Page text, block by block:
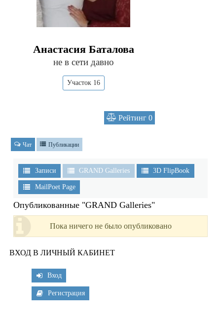
Анастасия Баталова
не в сети давно
Участок 16
Рейтинг 0
Чат Публикации
Записи GRAND Galleries 3D FlipBook
MailPoet Page
Опубликованные "GRAND Galleries"
Пока ничего не было опубликовано
ВХОД В ЛИЧНЫЙ КАБИНЕТ
Вход
Регистрация